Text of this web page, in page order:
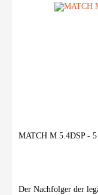
MATCH M 5.4DSP -
Der Nachfolger der